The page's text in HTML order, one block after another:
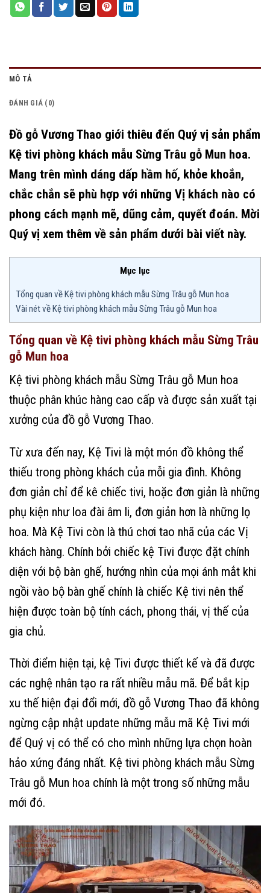
MÔ TẢ
ĐÁNH GIÁ (0)
Đồ gỗ Vương Thao giới thiêu đến Quý vị sản phẩm
Kệ tivi phòng khách mẫu Sừng Trâu gỗ Mun hoa.
Mang trên mình dáng dấp hầm hố, khỏe khoắn,
chắc chắn sẽ phù hợp với những Vị khách nào có
phong cách mạnh mẽ, dũng cảm, quyết đoán. Mời
Quý vị xem thêm về sản phẩm dưới bài viết này.
Mục lục
Tổng quan về Kệ tivi phòng khách mẫu Sừng Trâu gỗ Mun hoa
Vài nét về Kệ tivi phòng khách mẫu Sừng Trâu gỗ Mun hoa
Tổng quan về Kệ tivi phòng khách mẫu Sừng Trâu
gỗ Mun hoa
Kệ tivi phòng khách mẫu Sừng Trâu gỗ Mun hoa
thuộc phân khúc hàng cao cấp và được sản xuất tại
xưởng của đồ gỗ Vương Thao.
Từ xưa đến nay, Kệ Tivi là một món đồ không thể
thiếu trong phòng khách của mỗi gia đình. Không
đơn giản chỉ để kê chiếc tivi, hoặc đơn giản là những
phụ kiện như loa đài âm li, đơn giản hơn là những lọ
hoa. Mà Kệ Tivi còn là thú chơi tao nhã của các Vị
khách hàng. Chính bởi chiếc kệ Tivi được đặt chính
diện với bộ bàn ghế, hướng nhìn của mọi ánh mắt khi
ngồi vào bộ bàn ghế chính là chiếc Kệ tivi nên thể
hiện được toàn bộ tính cách, phong thái, vị thế của
gia chủ.
Thời điểm hiện tại, kệ Tivi được thiết kế và đã được
các nghệ nhân tạo ra rất nhiều mẫu mã. Để bắt kịp
xu thế hiện đại đổi mới, đồ gỗ Vương Thao đã không
ngừng cập nhật update những mẫu mã Kệ Tivi mới
để Quý vị có thể có cho mình những lựa chọn hoàn
hảo xứng đáng nhất. Kệ tivi phòng khách mẫu Sừng
Trâu gỗ Mun hoa chính là một trong số những mẫu
mới đó.